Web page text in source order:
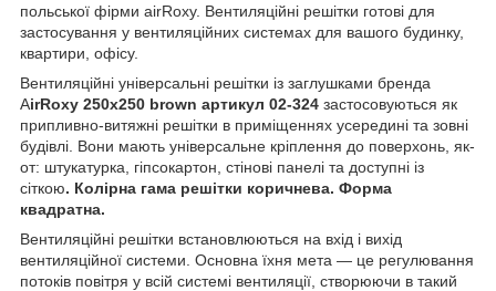
польської фірми airRoxy. Вентиляційні решітки готові для
застосування у вентиляційних системах для вашого будинку,
квартири, офісу.
Вентиляційні універсальні решітки із заглушками бренда
AirRoxy 250x250 brown артикул 02-324 застосовуються як
припливно-витяжні решітки в приміщеннях усередині та зовні
будівлі. Вони мають універсальне кріплення до поверхонь, як-
от: штукатурка, гіпсокартон, стінові панелі та доступні із
сіткою. Колірна гама решітки коричнева. Форма
квадратна.
Вентиляційні решітки встановлюються на вхід і вихід
вентиляційної системи. Основна їхня мета — це регулювання
потоків повітря у всій системі вентиляції, створюючи в такий